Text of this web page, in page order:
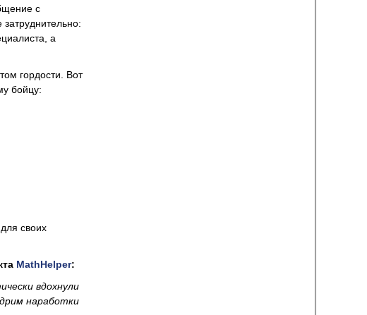
с
а
гордости. Вот
бойцу:
своих
MathHelper:
вдохнули
наработки